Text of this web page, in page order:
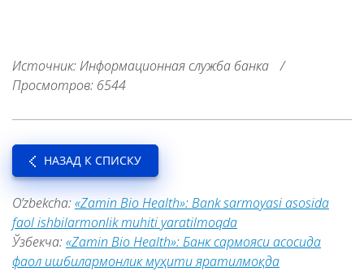
Источник: Информационная служба банка
/
Просмотров: 6544
НАЗАД К СПИСКУ
O’zbekcha:«Zamin Bio Health»: Bank sarmoyasi asosida
faol ishbilarmonlik muhiti yaratilmoqda
Ўзбекча:«Zamin Bio Health»: Банк сармояси асосида
фаол ишбилармонлик муҳити яратилмоқда